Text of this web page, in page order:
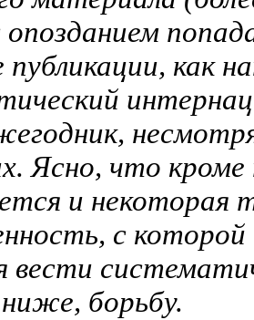
публикации, как
Ясно, что
и некоторая
с которой
вести
борьбу.